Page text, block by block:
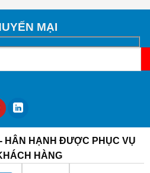
MẠI
HÂN HẠNH ĐƯỢC PHỤC VỤ
HÀNG